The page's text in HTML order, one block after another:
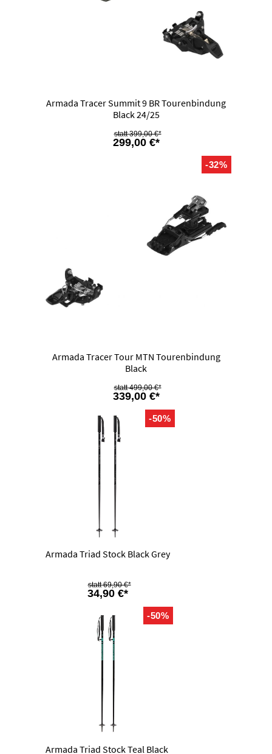
Armada Tracer Summit 9 BR Tourenbindung
Black 24/25
299,00 €*
399,00 €*
-32%
Armada Tracer Tour MTN Tourenbindung
Black
339,00 €*
499,00 €*
-50%
Armada Triad Stock Black Grey
34,90 €*
69,90 €*
-50%
Armada Triad Stock Teal Black